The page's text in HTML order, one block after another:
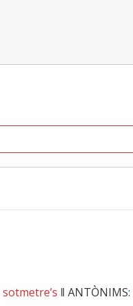
sotmetre’s ‖ ANTÒNIMS: